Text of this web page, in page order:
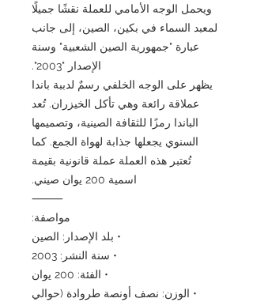
ويحمل الوجه الأمامي للعملة نقشًا جميلًا
لمعبد السماء في بكين، الصين، إلى جانب
عبارة "جمهورية الصين الشعبية" وسنة
الإصدار "2003".
يظهر على الوجه الخلفي رسمٌ لدببة باندا
عملاقة رائعة وهي تأكل الخيزران. تُعد
الباندا رمزًا للثقافة الصينية، وتصميمها
السنوي يجعلها جذابة لهواة الجمع. كما
تُعتبر هذه العملة عملة قانونية بقيمة
اسمية 200 يوان صيني.
⸻
مواصفة:
• بلد الإصدار: الصين
• سنة النشر: 2003
• الفئة: 200 يوان
• الوزن: نصف أونصة طروادة (حوالي